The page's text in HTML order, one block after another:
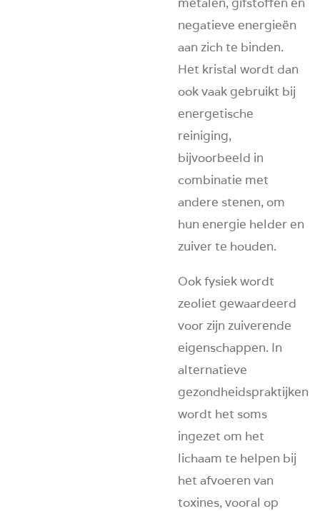
negatieve energieën
aan zich te binden.
Het kristal wordt dan
ook vaak gebruikt bij
energetische
reiniging,
bijvoorbeeld in
combinatie met
andere stenen, om
hun energie helder en
zuiver te houden.
Ook fysiek wordt
zeoliet gewaardeerd
voor zijn zuiverende
eigenschappen. In
alternatieve
gezondheidspraktijken
wordt het soms
ingezet om het
lichaam te helpen bij
het afvoeren van
toxines, vooral op